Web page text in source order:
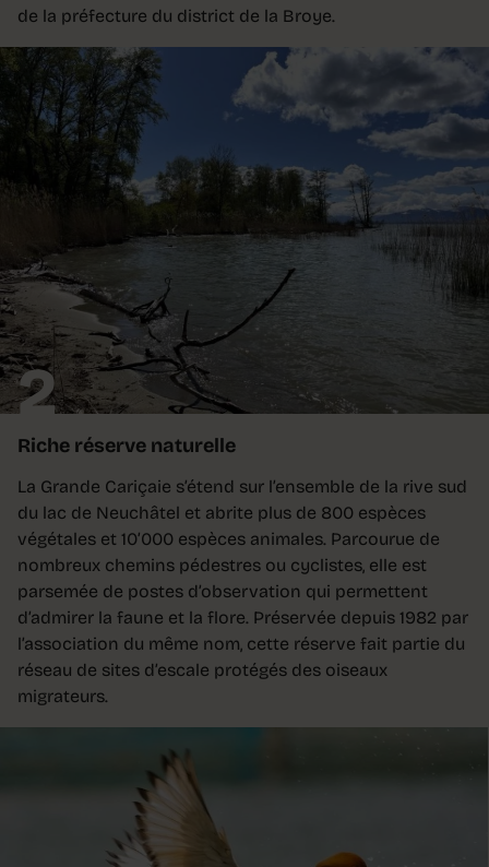
de la préfecture du district de la Broye.
2
Riche réserve naturelle
La Grande Cariçaie s’étend sur l’ensemble de la rive sud
du lac de Neuchâtel et abrite plus de 800 espèces
végétales et 10’000 espèces animales. Parcourue de
nombreux chemins pédestres ou cyclistes, elle est
parsemée de postes d’observation qui permettent
d’admirer la faune et la flore. Préservée depuis 1982 par
l’association du même nom, cette réserve fait partie du
réseau de sites d’escale protégés des oiseaux
migrateurs.